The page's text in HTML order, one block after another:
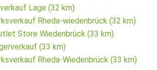
Lage (32 km)
Rheda-wiedenbrück (32 km)
Store Wiedenbrück (33 km)
(33 km)
Rheda-Wiedenbrück (33 km)